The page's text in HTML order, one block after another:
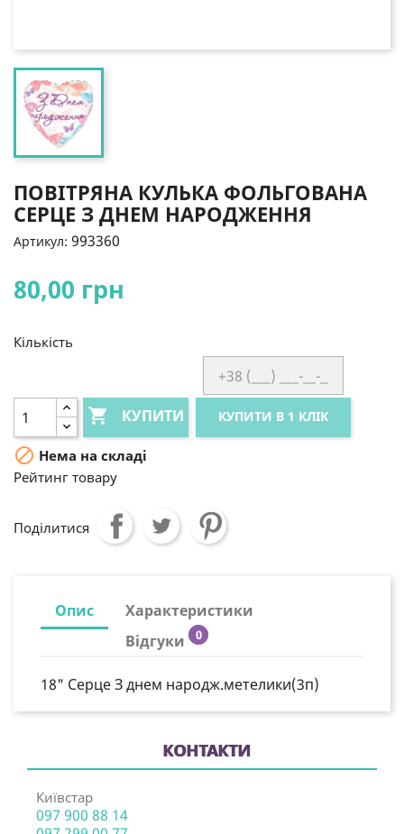
ПОВІТРЯНА КУЛЬКА ФОЛЬГОВАНА
СЕРЦЕ З ДНЕМ НАРОДЖЕННЯ
Артикул: 993360
80,00 грн
Кількість
 КУПИТИ КУПИТИ В 1 КЛІК
 Нема на складі
Рейтинг товару
Поділитися
Опис
Характеристики
Відгуки
0
18" Серце З днем народж.метелики(3п)
КОНТАКТИ
Київстар
097 900 88 14